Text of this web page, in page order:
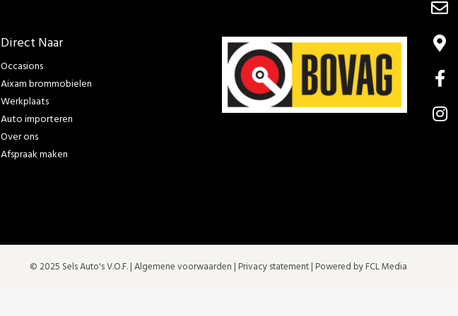
Direct Naar
Occasions
Aixam brommobielen
Werkplaats
Auto importeren
Over ons
Afspraak maken
© 2025 Sels Auto's V.O.F. |Algemene voorwaarden | Privacy statement| Powered by FCL Media